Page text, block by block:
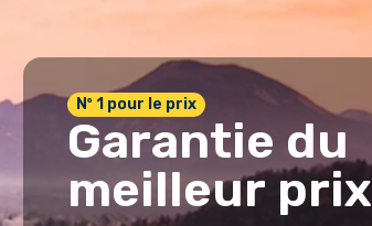
Nº 1 pour le prix
Garantie du
meilleur prix